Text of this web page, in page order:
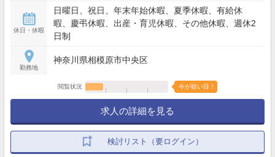
休日・休暇
日曜日、祝日、年末年始休暇、夏季休暇、有給休
暇、慶弔休暇、出産・育児休暇、その他休暇、週休2
日制
勤務地
神奈川県相模原市中央区
閲覧状況 今が狙い目！
求人の詳細を見る
検討リスト（要ログイン）